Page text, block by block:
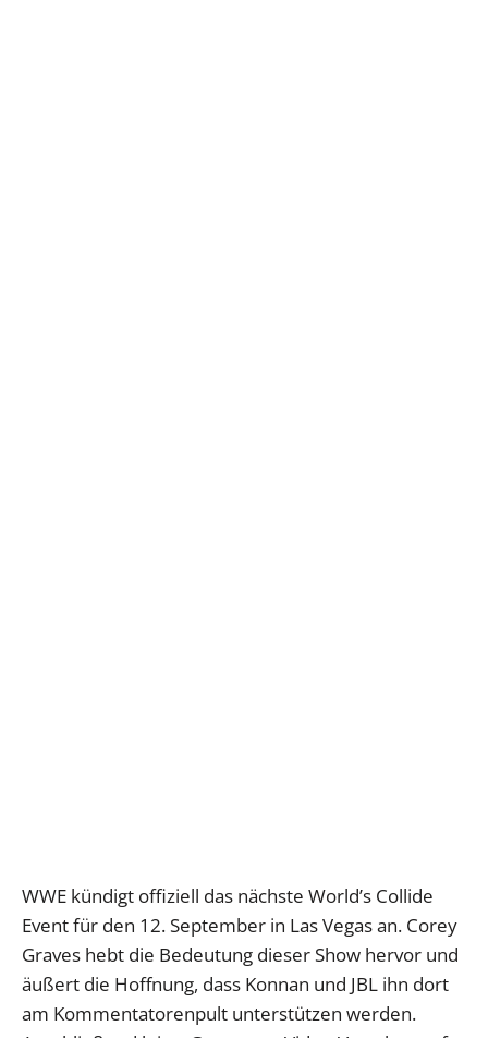
WWE kündigt offiziell das nächste World’s Collide
Event für den 12. September in Las Vegas an. Corey
Graves hebt die Bedeutung dieser Show hervor und
äußert die Hoffnung, dass Konnan und JBL ihn dort
am Kommentatorenpult unterstützen werden.